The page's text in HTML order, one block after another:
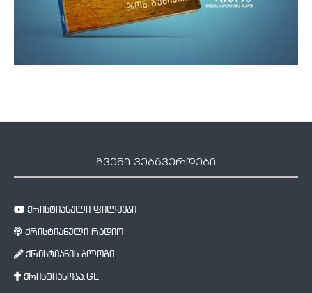
ჩვენი ვებგვერდები
ქრისტიანული ფილმები
ქრისტიანული რადიო
ქრისტიანის ბლოგი
ქრისტიანობა.GE